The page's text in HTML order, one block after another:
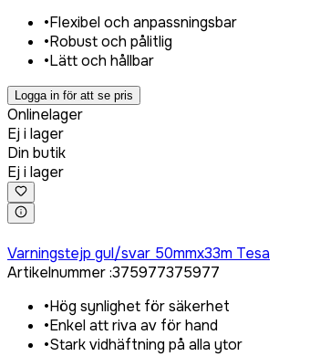
•Flexibel och anpassningsbar
•Robust och pålitlig
•Lätt och hållbar
Logga in för att se pris
Onlinelager
Ej i lager
Din butik
Ej i lager
Varningstejp gul/svar 50mmx33m Tesa
Artikelnummer:375977375977
•Hög synlighet för säkerhet
•Enkel att riva av för hand
•Stark vidhäftning på alla ytor